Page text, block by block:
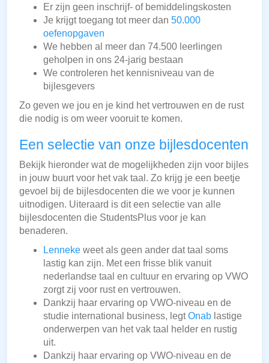
Er zijn geen inschrijf- of bemiddelingskosten
Je krijgt toegang tot meer dan 50.000
oefenopgaven
We hebben al meer dan 74.500 leerlingen
geholpen in ons 24-jarig bestaan
We controleren het kennisniveau van de
bijlesgevers
Zo geven we jou en je kind het vertrouwen en de rust
die nodig is om weer vooruit te komen.
Een selectie van onze bijlesdocenten
Bekijk hieronder wat de mogelijkheden zijn voor bijles
in jouw buurt voor het vak taal. Zo krijg je een beetje
gevoel bij de bijlesdocenten die we voor je kunnen
uitnodigen. Uiteraard is dit een selectie van alle
bijlesdocenten die StudentsPlus voor je kan
benaderen.
Lenneke weet als geen ander dat taal soms
lastig kan zijn. Met een frisse blik vanuit
nederlandse taal en cultuur en ervaring op VWO
zorgt zij voor rust en vertrouwen.
Dankzij haar ervaring op VWO-niveau en de
studie international business, legtOnab lastige
onderwerpen van het vak taal helder en rustig
uit.
Dankzij haar ervaring op VWO-niveau en de